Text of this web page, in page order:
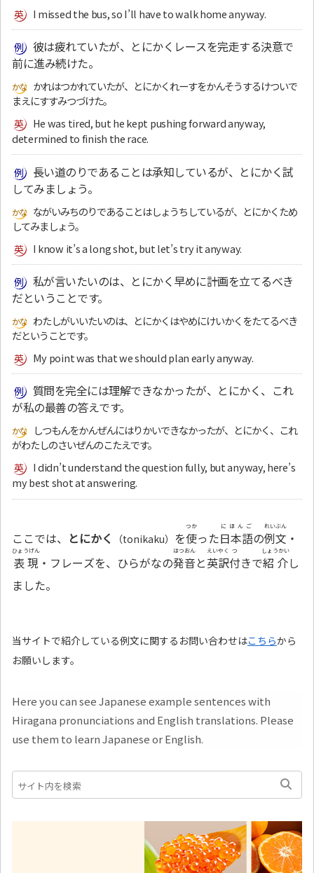
I missed the bus, so I’ll have to walk home anyway.
彼は疲れていたが、とにかくレースを完走する決意で
前に進み続けた。
かれはつかれていたが、とにかくれーすをかんそうするけついで
まえにすすみつづけた。
He was tired, but he kept pushing forward anyway,
determined to finish the race.
長い道のりであることは承知しているが、とにかく試
してみましょう。
ながいみちのりであることはしょうちしているが、とにかくため
してみましょう。
I know it’s a long shot, but let’s try it anyway.
私が言いたいのは、とにかく早めに計画を立てるべき
だということです。
わたしがいいたいのは、とにかくはやめにけいかくをたてるべき
だということです。
My point was that we should plan early anyway.
質問を完全には理解できなかったが、とにかく、これ
が私の最善の答えです。
しつもんをかんぜんにはりかいできなかったが、とにかく、これ
がわたしのさいぜんのこたえです。
I didn’t understand the question fully, but anyway, here’s
my best shot at answering.
ここでは、 とにかく （tonikaku） を使
つか
った日本語
にほんご
の例文
れいぶん
・
表現
ひょうげん
・フレーズを、ひらがなの発音
はつおん
と英訳
えいやく
付
つ
きで紹介
しょうかい
し
ました。
当サイトで紹介している例文に関するお問い合わせはこちらから
お願いします。
Here you can see Japanese example sentences with
Hiragana pronunciations and English translations. Please
use them to learn Japanese or English.